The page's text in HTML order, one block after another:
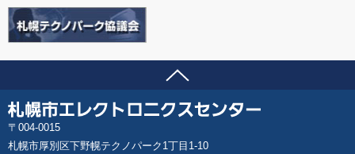
ページの先頭へ
問い合わせ先
郵
便
004-0015
札幌市厚別区下野幌テクノパーク1丁目1-10